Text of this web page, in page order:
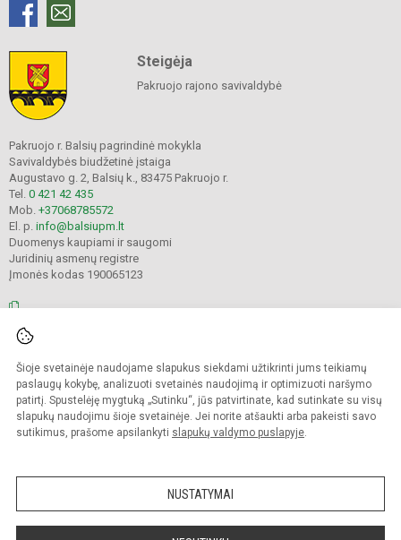
Šioje svetainėje naudojame slapukus siekdami užtikrinti jums teikiamų
paslaugų kokybę, analizuoti svetainės naudojimą ir optimizuoti naršymo
patirtį. Spustelėję mygtuką „Sutinku“, jūs patvirtinate, kad sutinkate su visų
slapukų naudojimu šioje svetainėje. Jei norite atšaukti arba pakeisti savo
sutikimus, prašome apsilankyti slapukų valdymo puslapyje.
NUSTATYMAI
Steigėja
Pakruojo rajono savivaldybė
Pakruojo r. Balsių pagrindinė mokykla
Savivaldybės biudžetinė įstaiga
Augustavo g. 2, Balsių k., 83475 Pakruojo r.
Tel. 0 421 42 435
Mob. +37068785572
El. p. info@balsiupm.lt
Duomenys kaupiami ir saugomi
Juridinių asmenų registre
Įmonės kodas 190065123
Kopijuoti turinį be raštiško mokyklos administracijos sutikimo griežtai
draudžiama.
Prieinamumo paraiška Slapukų valdymas
Sumanus būdas atnaujinti